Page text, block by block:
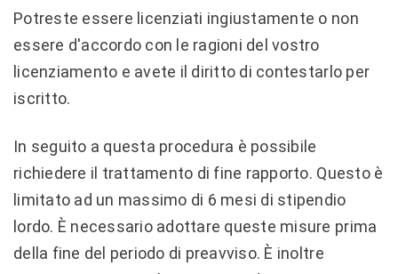
Potreste essere licenziati ingiustamente o non
essere d'accordo con le ragioni del vostro
licenziamento e avete il diritto di contestarlo per
iscritto.
In seguito a questa procedura è possibile
richiedere il trattamento di fine rapporto. Questo è
limitato ad un massimo di 6 mesi di stipendio
lordo. È necessario adottare queste misure prima
della fine del periodo di preavviso. È inoltre